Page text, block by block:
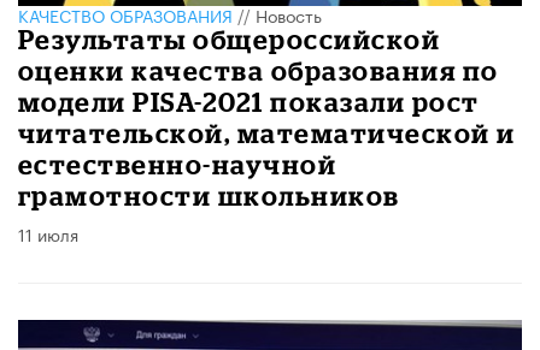
КАЧЕСТВО ОБРАЗОВАНИЯ//Новость
Результаты общероссийской
оценки качества образования по
модели PISA-2021 показали рост
читательской, математической и
естественно-научной
грамотности школьников
11 июля